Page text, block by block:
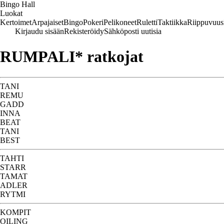
Bingo Hall
Luokat
KertoimetArpajaisetBingoPokeriPelikoneetRulettiTaktiikkaRiippuvuus
Kirjaudu sisäänRekisteröidySähköposti uutisia
RUMPALI* ratkojat
TANI
REMU
GADD
INNA
BEAT
TANI
BEST
TAHTI
STARR
TAMAT
ADLER
RYTMI
KOMPIT
OILING